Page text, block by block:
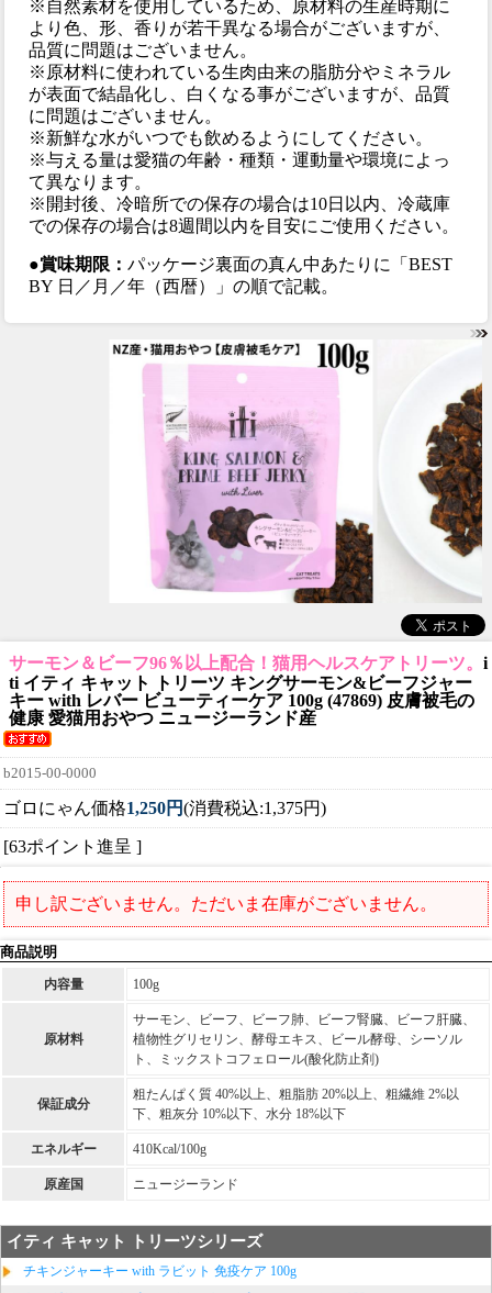
※自然素材を使用しているため、原材料の生産時期に
より色、形、香りが若干異なる場合がございますが、
品質に問題はございません。
※原材料に使われている生肉由来の脂肪分やミネラル
が表面で結晶化し、白くなる事がございますが、品質
に問題はございません。
※新鮮な水がいつでも飲めるようにしてください。
※与える量は愛猫の年齢・種類・運動量や環境によっ
て異なります。
※開封後、冷暗所での保存の場合は10日以内、冷蔵庫
での保存の場合は8週間以内を目安にご使用ください。
●賞味期限：パッケージ裏面の真ん中あたりに「BEST
BY 日／月／年（西暦）」の順で記載。
サーモン＆ビーフ96％以上配合！猫用ヘルスケアトリーツ。 i
ti イティ キャット トリーツ キングサーモン&ビーフジャー
キー with レバー ビューティーケア 100g (47869) 皮膚被毛の
健康 愛猫用おやつ ニュージーランド産
b2015-00-0000
ゴロにゃん価格1,250円(消費税込:1,375円)
[63ポイント進呈 ]
申し訳ございません。ただいま在庫がございません。
商品説明
内容量 100g
原材料
サーモン、ビーフ、ビーフ肺、ビーフ腎臓、ビーフ肝臓、
植物性グリセリン、酵母エキス、ビール酵母、シーソル
ト、ミックストコフェロール(酸化防止剤)
保証成分
粗たんぱく質 40%以上、粗脂肪 20%以上、粗繊維 2%以
下、粗灰分 10%以下、水分 18%以下
エネルギー 410Kcal/100g
原産国 ニュージーランド
イティ キャット トリーツシリーズ
チキンジャーキー with ラビット 免疫ケア 100g